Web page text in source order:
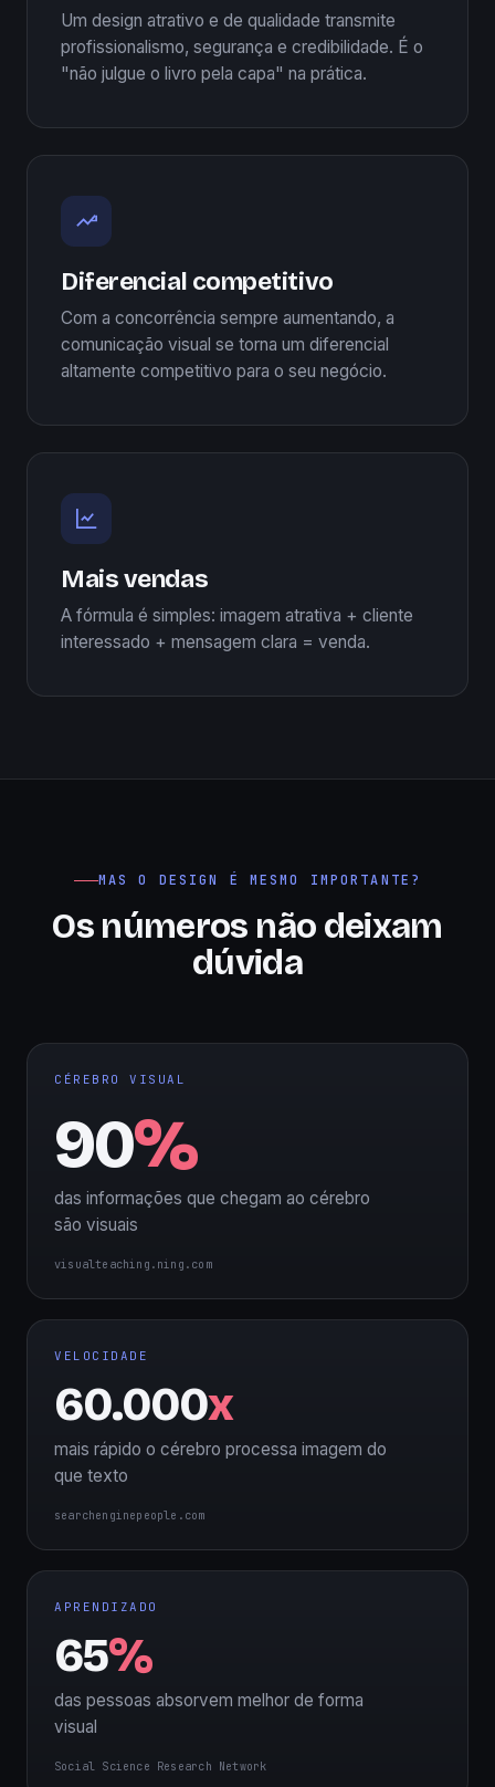
Um design atrativo e de qualidade transmite
profissionalismo, segurança e credibilidade. É o
"não julgue o livro pela capa" na prática.
Diferencial competitivo
Com a concorrência sempre aumentando, a
comunicação visual se torna um diferencial
altamente competitivo para o seu negócio.
Mais vendas
A fórmula é simples: imagem atrativa + cliente
interessado + mensagem clara = venda.
MAS O DESIGN É MESMO IMPORTANTE?
Os números não deixam
dúvida
CÉREBRO VISUAL
90%
das informações que chegam ao cérebro
são visuais
visualteaching.ning.com
VELOCIDADE
60.000x
mais rápido o cérebro processa imagem do
que texto
searchenginepeople.com
APRENDIZADO
65%
das pessoas absorvem melhor de forma
visual
Social Science Research Network